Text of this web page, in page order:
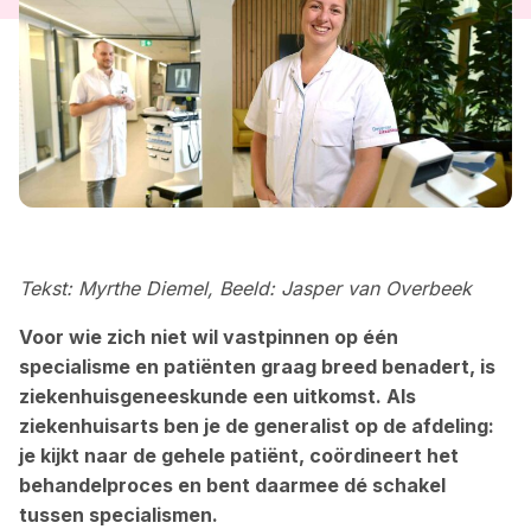
Tekst: Myrthe Diemel, Beeld: Jasper van Overbeek
Voor wie zich niet wil vastpinnen op één
specialisme en patiënten graag breed benadert, is
ziekenhuis­geneeskunde een uitkomst. Als
ziekenhuisarts ben je de generalist op de afdeling:
je kijkt naar de gehele patiënt, coördineert het
behandelproces en bent ­daarmee dé schakel
tussen specialismen.